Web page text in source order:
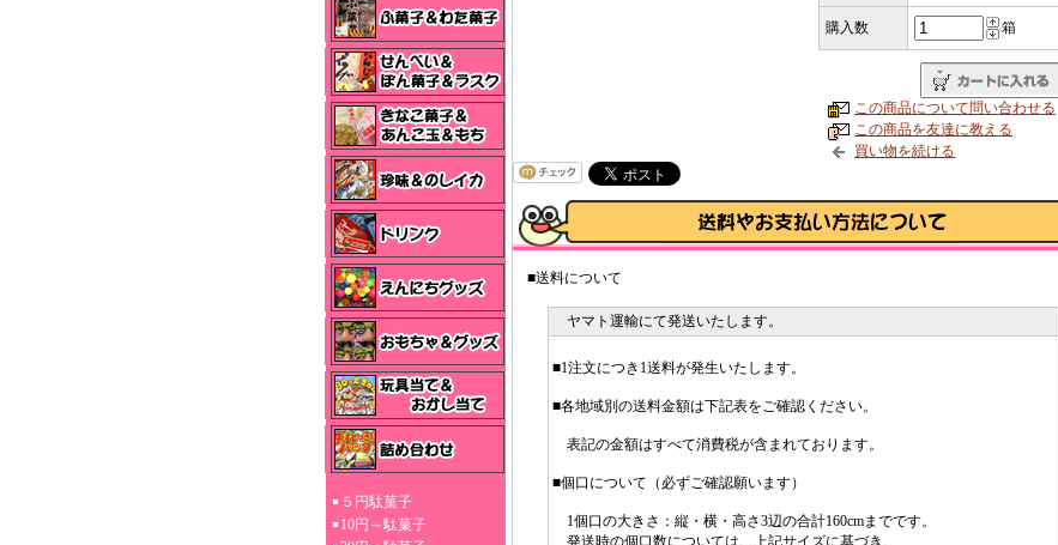
５円駄菓子
10円～駄菓子
購入数 箱
この商品について問い合わせる
この商品を友達に教える
買い物を続ける
■送料について
ヤマト運輸にて発送いたします。
■1注文につき1送料が発生いたします。
■各地域別の送料金額は下記表をご確認ください。
表記の金額はすべて消費税が含まれております。
■個口について（必ずご確認願います）
1個口の大きさ：縦・横・高さ3辺の合計160cmまでです。
発送時の個口数については、上記サイズに基づき、